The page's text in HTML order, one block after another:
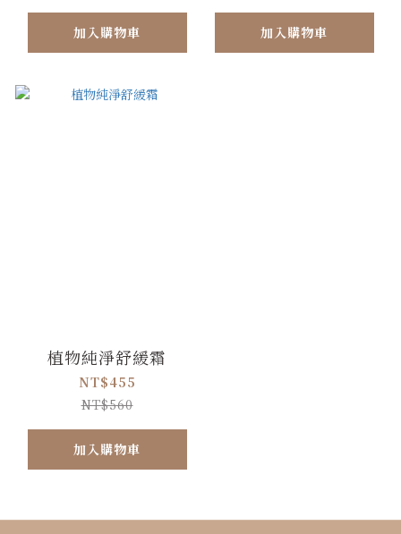
加入購物車 加入購物車
植物純淨舒緩霜
NT$455
NT$560
加入購物車